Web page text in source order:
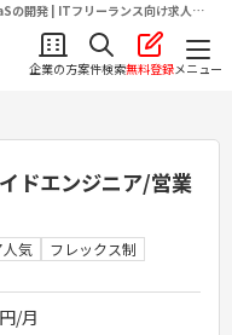
の開発 | ITフリーランス向け求人・
企業の方案件検索無料登録メニュー
ドエンジニア/営業
気 フレックス制
円/月